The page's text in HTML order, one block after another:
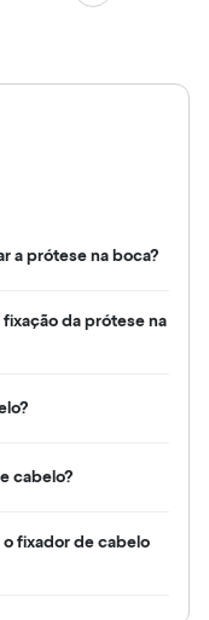
a prótese na boca?
fixação da prótese na
cabelo?
o fixador de cabelo